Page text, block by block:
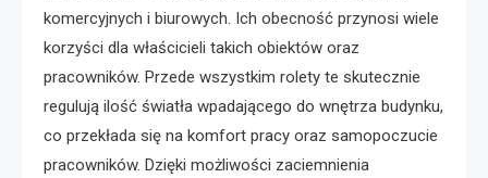
komercyjnych i biurowych. Ich obecność przynosi wiele
korzyści dla właścicieli takich obiektów oraz
pracowników. Przede wszystkim rolety te skutecznie
regulują ilość światła wpadającego do wnętrza budynku,
co przekłada się na komfort pracy oraz samopoczucie
pracowników. Dzięki możliwości zaciemnienia